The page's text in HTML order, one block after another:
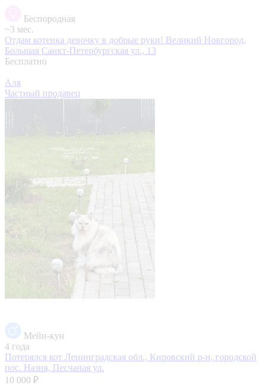
Беспородная
~3 мес.
Отдам котенка девочку в добрые руки! Великий Новгород,
Большая Санкт-Петербургская ул., 13
Бесплатно
Аля
Частный продавец
Мейн-кун
4 года
Потерялся кот Ленинградская обл., Кировский р-н, городской
пос. Назия, Песчаная ул.
10 000 ₽